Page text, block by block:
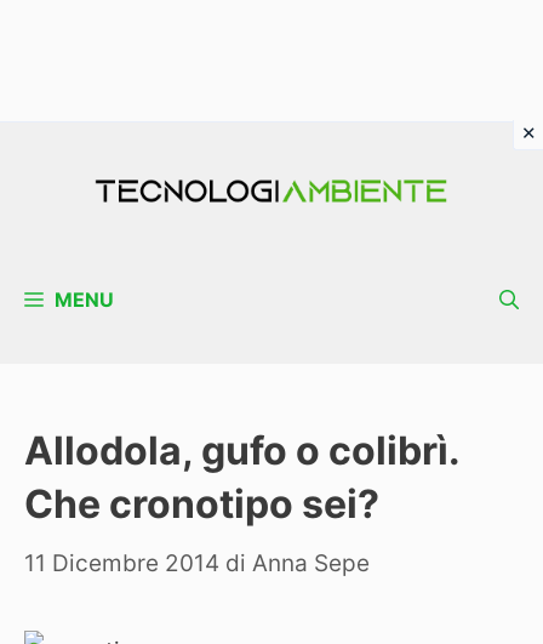
MENU
Allodola, gufo o colibrì.
Che cronotipo sei?
11 Dicembre 2014 di Anna Sepe